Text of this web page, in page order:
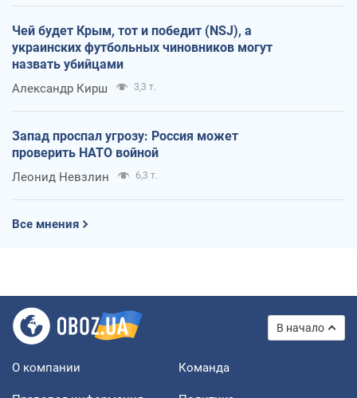
Чей будет Крым, тот и победит (NSJ), а
украинских футбольных чиновников могут
назвать убийцами
Александр Кирш 3,3 т.
Запад проспал угрозу: Россия может
проверить НАТО войной
Леонид Невзлин 6,3 т.
Все мнения
В начало
О компании Команда